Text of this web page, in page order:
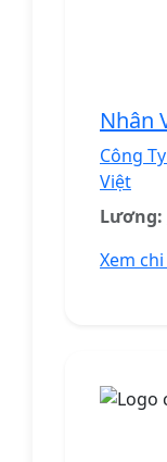
Nhân
Công
Việt
Lương:
Xem